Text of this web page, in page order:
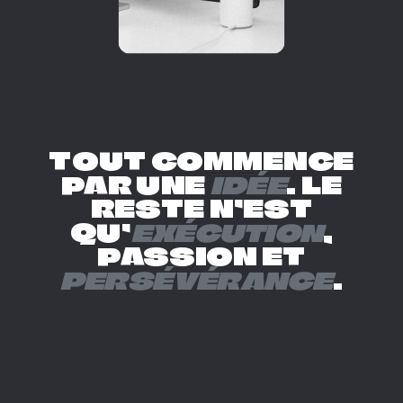
TOUT COMMENCE
PAR UNE IDÉE. LE
RESTE N’EST
QU’EXÉCUTION,
PASSION ET
PERSÉVÉRANCE.